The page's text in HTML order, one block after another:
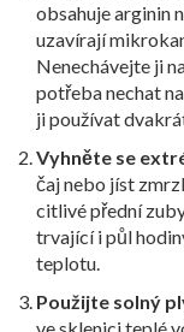
obsahuje arginin
uzavírají
Nenechávejte ji
potřeba nechat
ji používat
Vyhněte se
čaj nebo jíst
citlivé přední
trvající i půl
teplotu.
Použijte solný